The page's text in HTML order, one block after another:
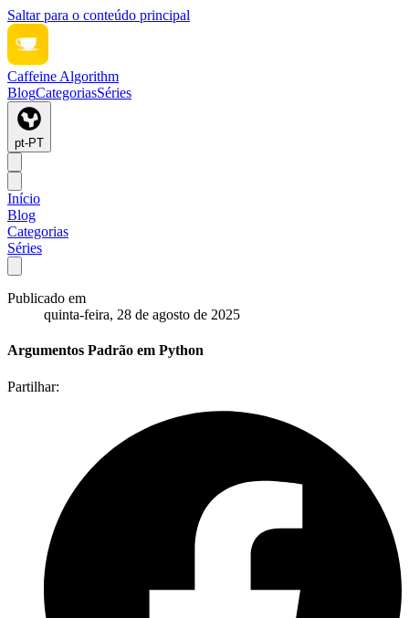
Saltar para o conteúdo principal
Caffeine Algorithm
BlogCategoriasSéries
pt-PT
Início
Blog
Categorias
Séries
Publicado em
quinta-feira, 28 de agosto de 2025
Argumentos Padrão em Python
Partilhar: